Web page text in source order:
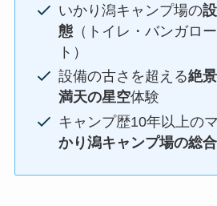
いかり潟キャンプ場の
態（トイレ・バンガロ
ト）
設備の古さを超える絶
満天の星空体験
キャンプ歴10年以上の
かり潟キャンプ場の総